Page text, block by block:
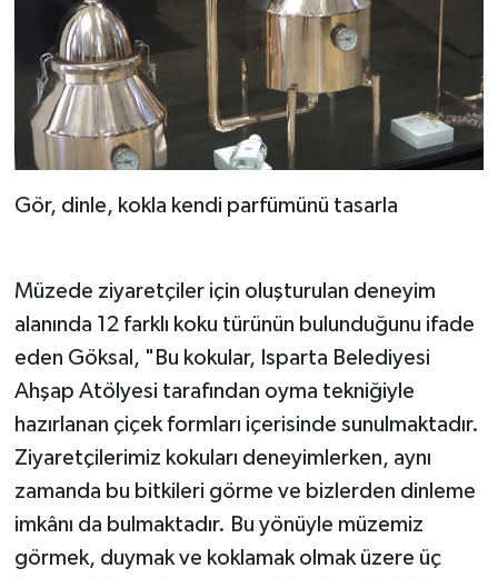
Gör, dinle, kokla kendi parfümünü tasarla
Müzede ziyaretçiler için oluşturulan deneyim
alanında 12 farklı koku türünün bulunduğunu ifade
eden Göksal, "Bu kokular, Isparta Belediyesi
Ahşap Atölyesi tarafından oyma tekniğiyle
hazırlanan çiçek formları içerisinde sunulmaktadır.
Ziyaretçilerimiz kokuları deneyimlerken, aynı
zamanda bu bitkileri görme ve bizlerden dinleme
imkânı da bulmaktadır. Bu yönüyle müzemiz
görmek, duymak ve koklamak olmak üzere üç